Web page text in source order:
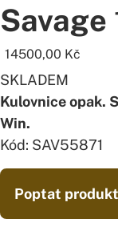
Savage
14500,00 Kč
SKLADEM
Kulovnice opak.
Win.
Kód: SAV55871
Poptat produkt